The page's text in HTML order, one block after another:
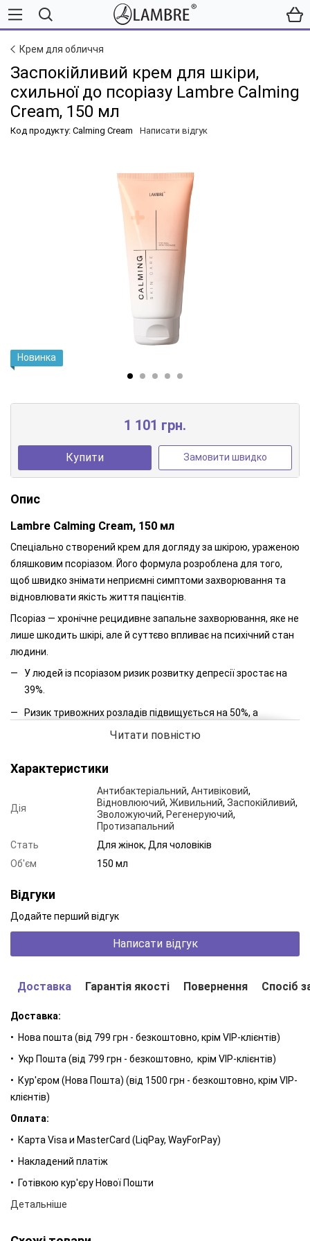
Крем для обличчя
Заспокійливий крем для шкіри,
схильної до псоріазу Lambre Calming
Cream, 150 мл
Код продукту: Calming Cream Написати відгук
Новинка
1 101 грн.
Купити Замовити швидко
Опис
Lambre Calming Cream, 150 мл
Спеціально створений крем для догляду за шкірою, ураженою
бляшковим псоріазом. Його формула розроблена для того,
щоб швидко знімати неприємні симптоми захворювання та
відновлювати якість життя пацієнтів.
Псоріаз — хронічне рецидивне запальне захворювання, яке не
лише шкодить шкірі, але й суттєво впливає на психічний стан
людини.
У людей із псоріазом ризик розвитку депресії зростає на
39%.
Ризик тривожних розладів підвищується на 50%, а
суїцидальних думок — до 13%.
поліпшенні зовнішнього вигляду шкіри, що дозволяє
підвищити самооцінку та уникати ізоляції.
Calming Cream — це реальна допомога для людей, які хочуть
ефективного, безпечного та комфортного засобу без
серйозних побічних ефектів.
Дія крему
Заспокоює подразнення та зменшує запалення.
Знімає відчуття свербежу вже після першого
застосування.
Усуває сухість, шорсткість і лущення, нормалізує
проліферацію кератиноцитів.
Прибирає відчуття стягнутості й печіння.
Не порушує природний рівень pH шкіри.
Має комплексну дію: регенераційну, протизапальну,
Читати повністю
Характеристики
Дія
Антибактеріальний, Антивіковий,
Відновлюючий, Живильний, Заспокійливий,
Зволожуючий, Регенеруючий,
Протизапальний
Стать
Для жінок, Для чоловіків
Об'єм
150 мл
Відгуки
Додайте перший відгук
Написати відгук
Доставка Гарантія якості Повернення Спосіб
Доставка:
• Нова пошта (від 799 грн - безкоштовно, крім VIP-клієнтів)
• Укр Пошта (від 799 грн - безкоштовно, крім VIP-клієнтів)
• Кур'єром (Нова Пошта) (від 1500 грн - безкоштовно, крім VIP-
клієнтів)
Оплата:
• Карта Visa и MasterCard (LiqPay, WayForPay)
• Накладений платіж
• Готівкою кур'єру Нової Пошти
Детальніше